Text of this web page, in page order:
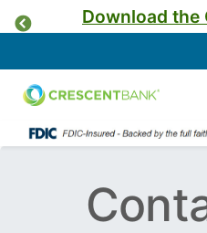
Skip to content
Previous
Download the